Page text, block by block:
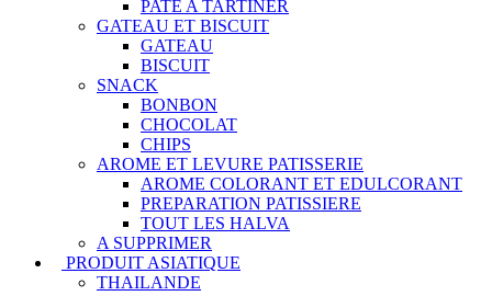
PATE A TARTINER
GATEAU ET BISCUIT
GATEAU
BISCUIT
SNACK
BONBON
CHOCOLAT
CHIPS
AROME ET LEVURE PATISSERIE
AROME COLORANT ET EDULCORANT
PREPARATION PATISSIERE
TOUT LES HALVA
A SUPPRIMER
PRODUIT ASIATIQUE
THAILANDE